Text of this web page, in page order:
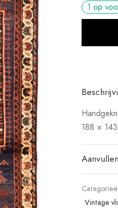
1 op
188 ×
Vintage